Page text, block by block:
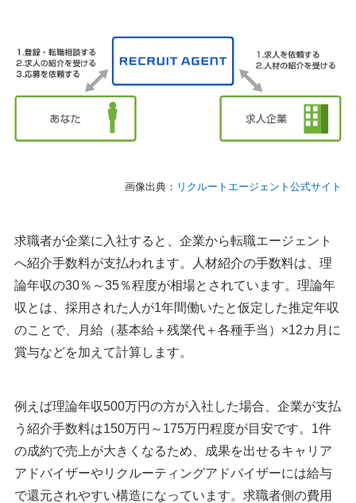
画像出典： リクルートエージェント公式サイト
求職者が企業に入社すると、企業から転職エージェント
へ紹介手数料が支払われます。人材紹介の手数料は、理
論年収の30％～35％程度が相場とされています。理論年
収とは、採用された人が1年間働いたと仮定した推定年収
のことで、月給（基本給＋残業代＋各種手当）×12カ月に
賞与などを加えて計算します。
例えば理論年収500万円の方が入社した場合、企業が支払
う紹介手数料は150万円～175万円程度が目安です。1件
の成約で売上が大きくなるため、成果を出せるキャリア
アドバイザーやリクルーティングアドバイザーには給与
で還元されやすい構造になっています。求職者側の費用